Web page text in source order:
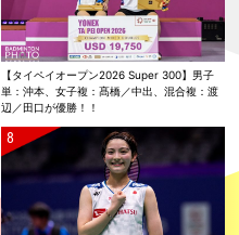
【タイペイオープン2026 Super 300】男子
単：沖本、女子複：髙橋／中出、混合複：渡
辺／田口が優勝！！